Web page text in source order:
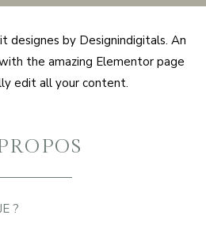
by Designindigitals. An
the amazing Elementor page
edit all your content.
?